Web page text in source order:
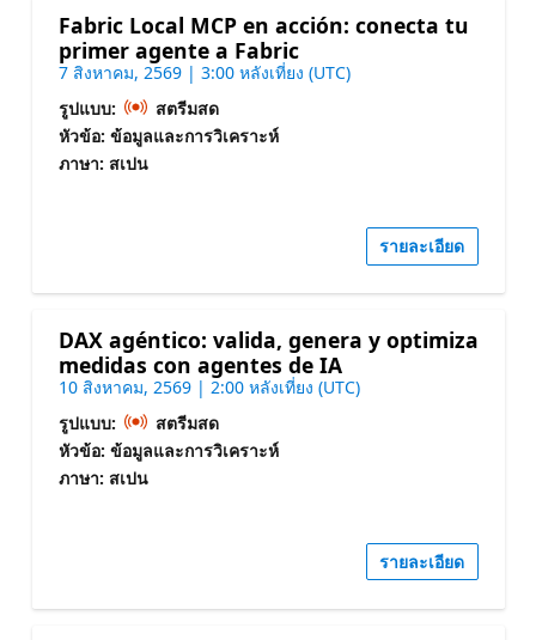
Fabric Local MCP en acción: conecta tu
primer agente a Fabric
7 สิงหาคม, 2569 | 3:00 หลังเที่ยง (UTC)
รูปแบบ:
สตรีมสด
หัวข้อ: ข้อมูลและการวิเคราะห์
ภาษา: สเปน
รายละเอียด
DAX agéntico: valida, genera y optimiza
medidas con agentes de IA
10 สิงหาคม, 2569 | 2:00 หลังเที่ยง (UTC)
รูปแบบ:
สตรีมสด
หัวข้อ: ข้อมูลและการวิเคราะห์
ภาษา: สเปน
รายละเอียด